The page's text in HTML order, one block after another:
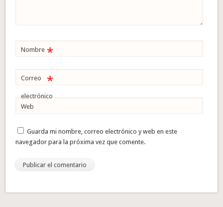
Nombre *
Correo
electrónico
*
Web
Guarda mi nombre, correo electrónico y web en este
navegador para la próxima vez que comente.